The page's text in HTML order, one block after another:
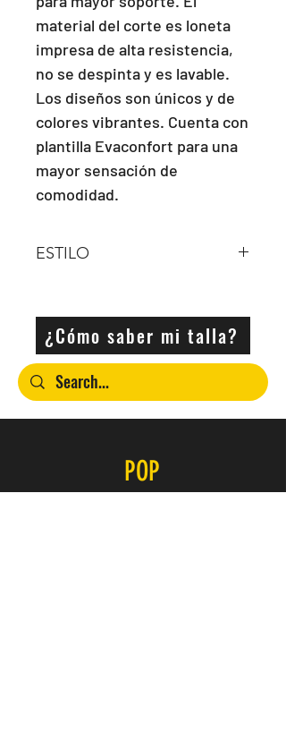
material del corte es loneta
impresa de alta resistencia,
no se despinta y es lavable.
Los diseños son únicos y de
colores vibrantes. Cuenta con
plantilla Evaconfort para una
mayor sensación de
comodidad.
ESTILO
¿Cómo saber mi talla?
POP